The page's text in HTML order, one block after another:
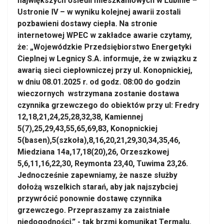
Ustronie IV – w wyniku kolejnej awarii zostali
pozbawieni dostawy ciepła. Na stronie
internetowej WPEC w zakładce awarie czytamy,
że: „Wojewódzkie Przedsiębiorstwo Energetyki
Cieplnej w Legnicy S.A. informuje, że w związku z
awarią sieci ciepłowniczej przy ul. Konopnickiej,
w dniu 08.01.2025 r. od godz. 08:00 do godzin
wieczornych wstrzymana zostanie dostawa
czynnika grzewczego do obiektów przy ul: Fredry
12,18,21,24,25,28,32,38, Kamiennej
5(7),25,29,43,55,65,69,83, Konopnickiej
5(basen),5(szkoła),8,16,20,21,29,30,34,35,46,
Miedziana 14a,17,18(20),26, Orzeszkowej
5,6,11,16,22,30, Reymonta 23,40, Tuwima 23,26.
Jednocześnie zapewniamy, że nasze służby
dołożą wszelkich starań, aby jak najszybciej
przywrócić ponownie dostawę czynnika
grzewczego. Przepraszamy za zaistniałe
niedogodności.” - tak brzmi komunikat Termalu.